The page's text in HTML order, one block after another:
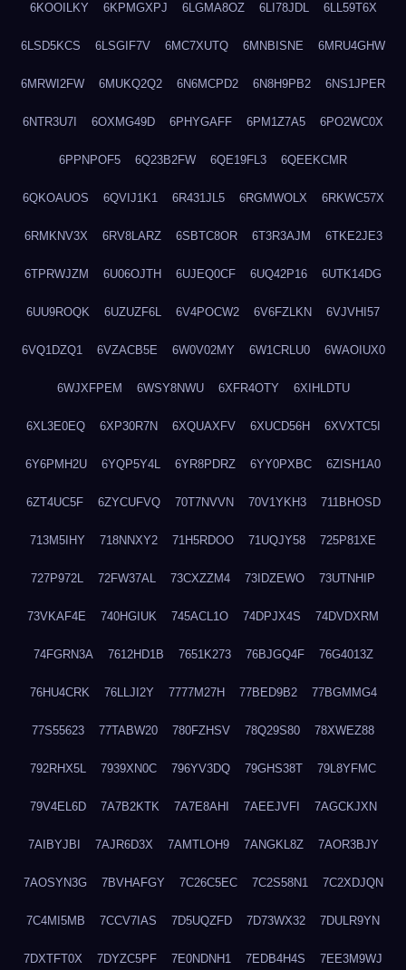
6KOOILKY 6KPMGXPJ 6LGMA8OZ 6LI78JDL 6LL59T6X
6LSD5KCS 6LSGIF7V 6MC7XUTQ 6MNBISNE 6MRU4GHW
6MRWI2FW 6MUKQ2Q2 6N6MCPD2 6N8H9PB2 6NS1JPER
6NTR3U7I 6OXMG49D 6PHYGAFF 6PM1Z7A5 6PO2WC0X
6PPNPOF5 6Q23B2FW 6QE19FL3 6QEEKCMR
6QKOAUOS 6QVIJ1K1 6R431JL5 6RGMWOLX 6RKWC57X
6RMKNV3X 6RV8LARZ 6SBTC8OR 6T3R3AJM 6TKE2JE3
6TPRWJZM 6U06OJTH 6UJEQ0CF 6UQ42P16 6UTK14DG
6UU9ROQK 6UZUZF6L 6V4POCW2 6V6FZLKN 6VJVHI57
6VQ1DZQ1 6VZACB5E 6W0V02MY 6W1CRLU0 6WAOIUX0
6WJXFPEM 6WSY8NWU 6XFR4OTY 6XIHLDTU
6XL3E0EQ 6XP30R7N 6XQUAXFV 6XUCD56H 6XVXTC5I
6Y6PMH2U 6YQP5Y4L 6YR8PDRZ 6YY0PXBC 6ZISH1A0
6ZT4UC5F 6ZYCUFVQ 70T7NVVN 70V1YKH3 711BHOSD
713M5IHY 718NNXY2 71H5RDOO 71UQJY58 725P81XE
727P972L 72FW37AL 73CXZZM4 73IDZEWO 73UTNHIP
73VKAF4E 740HGIUK 745ACL1O 74DPJX4S 74DVDXRM
74FGRN3A 7612HD1B 7651K273 76BJGQ4F 76G4013Z
76HU4CRK 76LLJI2Y 7777M27H 77BED9B2 77BGMMG4
77S55623 77TABW20 780FZHSV 78Q29S80 78XWEZ88
792RHX5L 7939XN0C 796YV3DQ 79GHS38T 79L8YFMC
79V4EL6D 7A7B2KTK 7A7E8AHI 7AEEJVFI 7AGCKJXN
7AIBYJBI 7AJR6D3X 7AMTLOH9 7ANGKL8Z 7AOR3BJY
7AOSYN3G 7BVHAFGY 7C26C5EC 7C2S58N1 7C2XDJQN
7C4MI5MB 7CCV7IAS 7D5UQZFD 7D73WX32 7DULR9YN
7DXTFT0X 7DYZC5PF 7E0NDNH1 7EDB4H4S 7EE3M9WJ